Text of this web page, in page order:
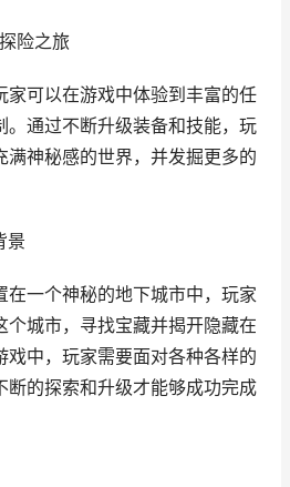
险之旅
家可以在游戏中体验到丰富的任
。通过不断升级装备和技能，玩
满神秘感的世界，并发掘更多的
景
在一个神秘的地下城市中，玩家
个城市，寻找宝藏并揭开隐藏在
戏中，玩家需要面对各种各样的
断的探索和升级才能够成功完成